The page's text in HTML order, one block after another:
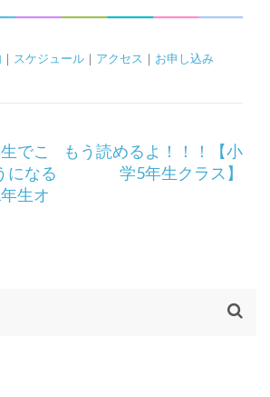
｜ スケジュール｜ アクセス ｜ お申し込み
でこ
になる
生オ
もう読めるよ！！！【小
学5年生クラス】